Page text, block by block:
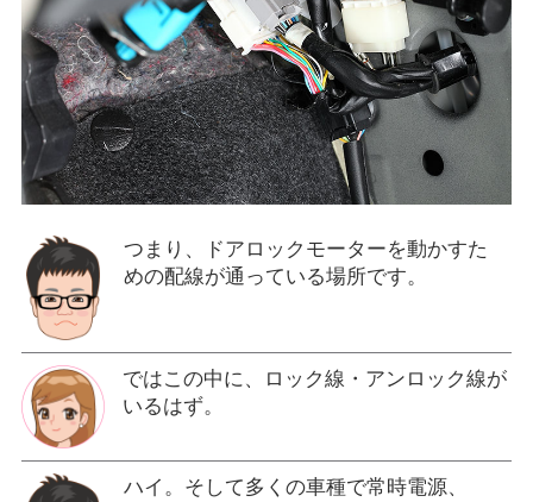
つまり、ドアロックモーターを動かすた
めの配線が通っている場所です。
ではこの中に、ロック線・アンロック線が
いるはず。
ハイ。そして多くの車種で常時電源、